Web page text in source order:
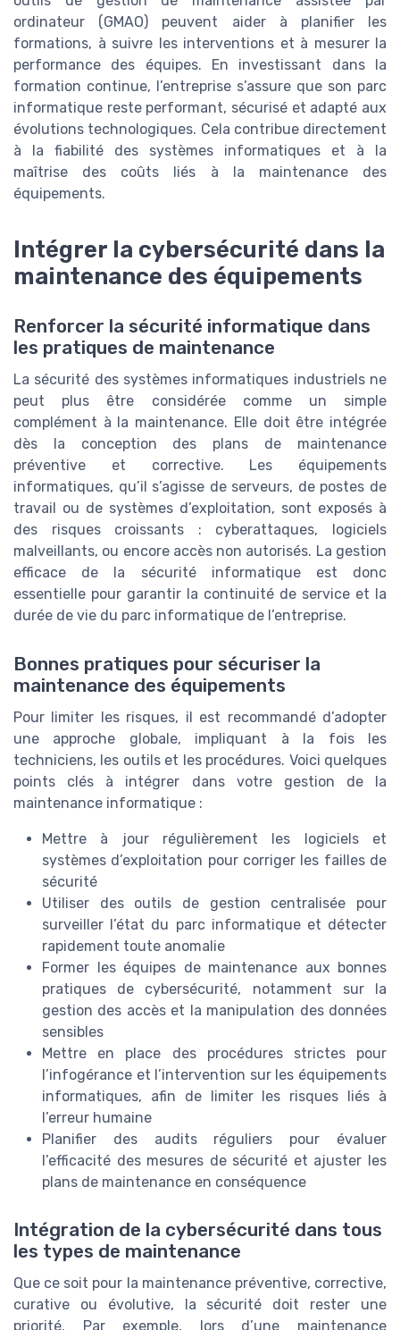
ordinateur (GMAO) peuvent aider à planifier les
formations, à suivre les interventions et à mesurer la
performance des équipes. En investissant dans la
formation continue, l’entreprise s’assure que son parc
informatique reste performant, sécurisé et adapté aux
évolutions technologiques. Cela contribue directement
à la fiabilité des systèmes informatiques et à la
maîtrise des coûts liés à la maintenance des
équipements.
Intégrer la cybersécurité dans la
maintenance des équipements
Renforcer la sécurité informatique dans
les pratiques de maintenance
La sécurité des systèmes informatiques industriels ne
peut plus être considérée comme un simple
complément à la maintenance. Elle doit être intégrée
dès la conception des plans de maintenance
préventive et corrective. Les équipements
informatiques, qu’il s’agisse de serveurs, de postes de
travail ou de systèmes d’exploitation, sont exposés à
des risques croissants : cyberattaques, logiciels
malveillants, ou encore accès non autorisés. La gestion
efficace de la sécurité informatique est donc
essentielle pour garantir la continuité de service et la
durée de vie du parc informatique de l’entreprise.
Bonnes pratiques pour sécuriser la
maintenance des équipements
Pour limiter les risques, il est recommandé d’adopter
une approche globale, impliquant à la fois les
techniciens, les outils et les procédures. Voici quelques
points clés à intégrer dans votre gestion de la
maintenance informatique :
Mettre à jour régulièrement les logiciels et
systèmes d’exploitation pour corriger les failles de
sécurité
Utiliser des outils de gestion centralisée pour
surveiller l’état du parc informatique et détecter
rapidement toute anomalie
Former les équipes de maintenance aux bonnes
pratiques de cybersécurité, notamment sur la
gestion des accès et la manipulation des données
sensibles
Mettre en place des procédures strictes pour
l’infogérance et l’intervention sur les équipements
informatiques, afin de limiter les risques liés à
l’erreur humaine
Planifier des audits réguliers pour évaluer
l’efficacité des mesures de sécurité et ajuster les
plans de maintenance en conséquence
Intégration de la cybersécurité dans tous
les types de maintenance
Que ce soit pour la maintenance préventive, corrective,
curative ou évolutive, la sécurité doit rester une
priorité. Par exemple, lors d’une maintenance